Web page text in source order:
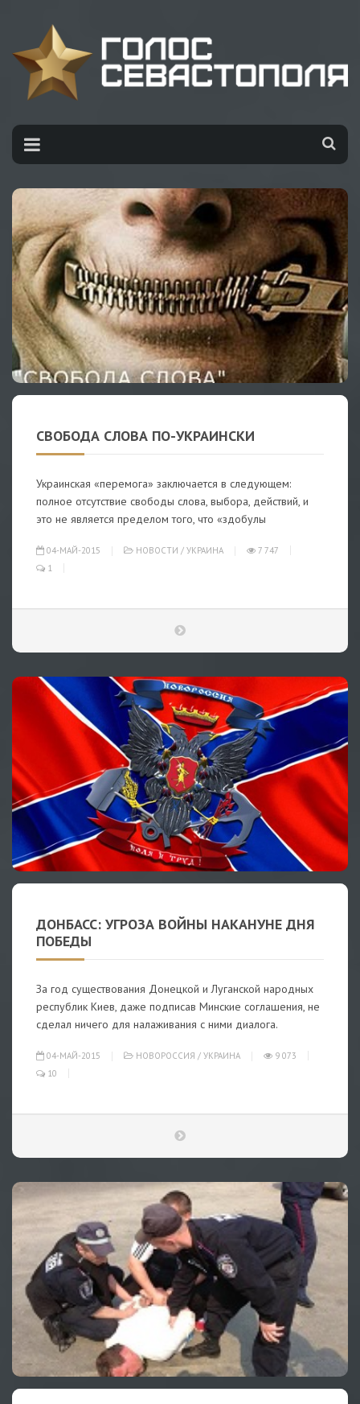
СВОБОДА СЛОВА ПО-УКРАИНСКИ
Украинская «перемога» заключается в следующем:
полное отсутствие свободы слова, выбора, действий, и
это не является пределом того, что «здобулы
04-МАЙ-2015 НОВОСТИ / УКРАИНА
7 747
1
ДОНБАСС: УГРОЗА ВОЙНЫ НАКАНУНЕ ДНЯ
ПОБЕДЫ
За год существования Донецкой и Луганской народных
республик Киев, даже подписав Минские соглашения, не
сделал ничего для налаживания с ними диалога.
04-МАЙ-2015 НОВОРОССИЯ / УКРАИНА
9 073
10